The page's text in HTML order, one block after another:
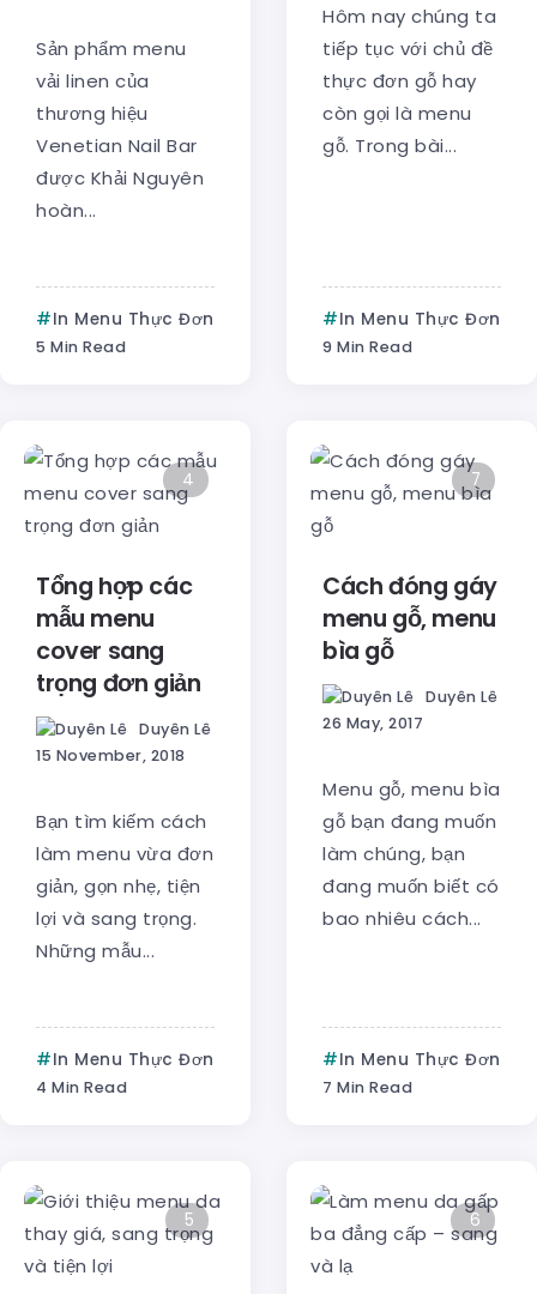
Sản phẩm menu
vải linen của
thương hiệu
Venetian Nail Bar
được Khải Nguyên
hoàn...
In Menu Thực Đơn
5 Min Read
Hôm nay chúng ta
tiếp tục với chủ đề
thực đơn gỗ hay
còn gọi là menu
gỗ. Trong bài...
In Menu Thực Đơn
9 Min Read
4
Tổng hợp các
mẫu menu
cover sang
trọng đơn giản
Duyên Lê
15 November, 2018
Bạn tìm kiếm cách
làm menu vừa đơn
giản, gọn nhẹ, tiện
lợi và sang trọng.
Những mẫu...
In Menu Thực Đơn
4 Min Read
7
Cách đóng gáy
menu gỗ, menu
bìa gỗ
Duyên Lê
26 May, 2017
Menu gỗ, menu bìa
gỗ bạn đang muốn
làm chúng, bạn
đang muốn biết có
bao nhiêu cách...
In Menu Thực Đơn
7 Min Read
5 6